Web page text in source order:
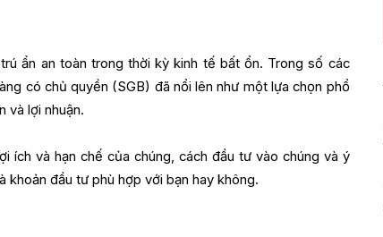
ẩn an toàn trong thời kỳ kinh tế bất ổn. Trong số các
có chủ quyền (SGB) đã nổi lên như một lựa chọn phổ
và lợi nhuận.
ích và hạn chế của chúng, cách đầu tư vào chúng và ý
khoản đầu tư phù hợp với bạn hay không.